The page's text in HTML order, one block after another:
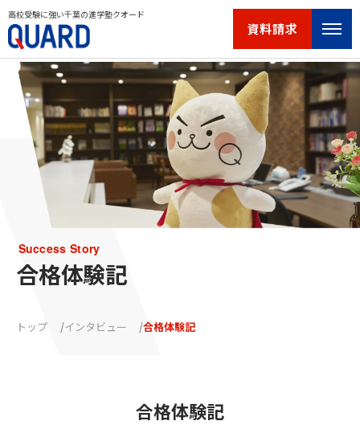
高校受験に強い千葉の進学塾クオード
資料請求
Success Story
合格体験記
トップ インタビュー 合格体験記
合格体験記